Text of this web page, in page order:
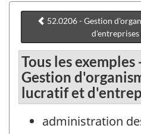
52.0206 - Gestion
Tous les
Gestion
lucratif et
administration